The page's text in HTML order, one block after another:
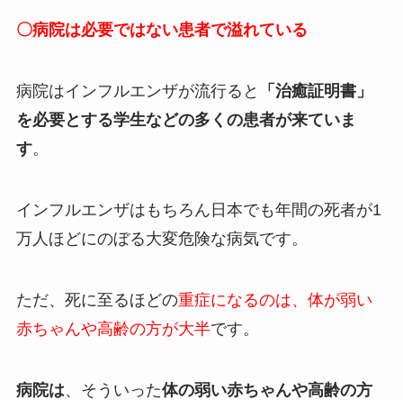
〇病院は必要ではない患者で溢れている
病院はインフルエンザが流行ると
「治癒証明書」
を必要とする学生などの多くの患者が来ていま
す。
インフルエンザはもちろん日本でも年間の死者が1
万人ほどにのぼる大変危険な病気です。
ただ、死に至るほどの重症になるのは、体が弱い
赤ちゃんや高齢の方が大半です。
病院は、そういった体の弱い赤ちゃんや高齢の方